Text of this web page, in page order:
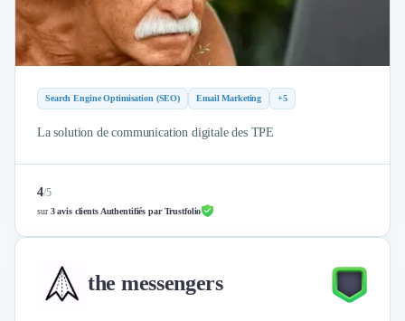
Search Engine Optimisation (SEO) Email Marketing +5
La solution de communication digitale des TPE
4/5
sur3 avis clients Authentifiés par Trustfolio
the messengers